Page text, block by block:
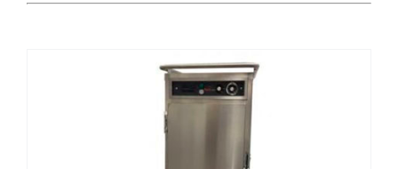
Food Service y Vending